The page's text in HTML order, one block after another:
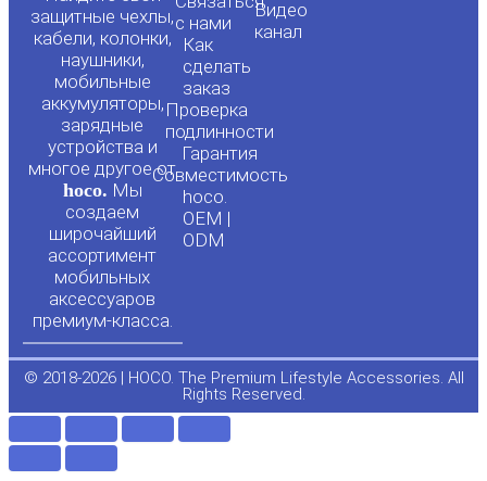
защитные чехлы,
кабели, колонки,
наушники,
мобильные
аккумуляторы,
зарядные
устройства и
многое другое от
hoco. Мы
создаем
широчайший
ассортимент
мобильных
аксессуаров
премиум-класса.
с нами
Как
сделать
заказ
Проверка
подлинности
Гарантия
Совместимость
hoco.
OEM |
ODM
Видео
канал
-
f
© 2018-2026 | HOCO. The Premium Lifestyle Accessories. All
Rights Reserved.